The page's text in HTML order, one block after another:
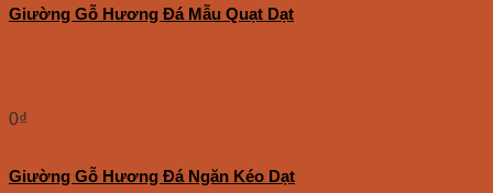
Giường Gỗ Hương Đá Mẫu Quạt Dạt
0₫
Giường Gỗ Hương Đá Ngăn Kéo Dạt